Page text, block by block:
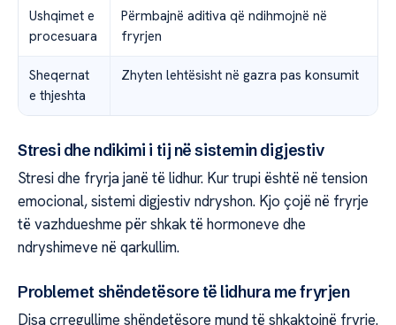
Ushqimet e
procesuara
Përmbajnë aditiva që ndihmojnë në
fryrjen
Sheqernat
e thjeshta
Zhyten lehtësisht në gazra pas konsumit
Stresi dhe ndikimi i tij në sistemin digjestiv
Stresi dhe fryrja janë të lidhur. Kur trupi është në tension
emocional, sistemi digjestiv ndryshon. Kjo çojë në fryrje
të vazhdueshme për shkak të hormoneve dhe
ndryshimeve në qarkullim.
Problemet shëndetësore të lidhura me fryrjen
Disa çrregullime shëndetësore mund të shkaktojnë fryrje.